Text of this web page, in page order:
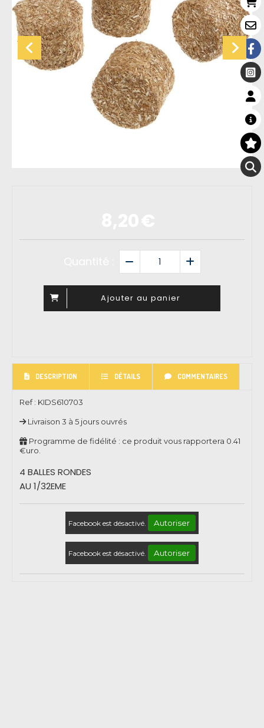
Ajouter au panier
DESCRIPTION DÉTAILS COMMENTAIRES
Ref : KIDS610703
Livraison 3 à 5 jours ouvrés
Programme de fidélité : ce produit vous rapportera 0.41
€uro.
4 BALLES RONDES
AU 1/32EME
Facebook est désactivé. Autoriser
Facebook est désactivé. Autoriser